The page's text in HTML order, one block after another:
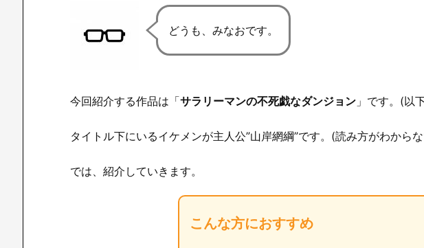
どうも、みなおです。
今回紹介する作品は「サラリーマンの不死戯なダンジョン 」です。(以
タイトル下にいるイケメンが主人公”山岸網綱”です。(読み方がわから
では、紹介していきます。
こんな方におすすめ